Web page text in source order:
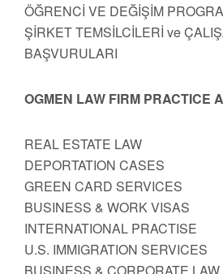
ÖĞRENCİ VE DEĞİŞİM
ŞİRKET TEMSİLCİLERİ ve
BAŞVURULARI
OGMEN LAW FIRM PRACTICE
REAL ESTATE LAW
DEPORTATION CASES
GREEN CARD SERVICES
BUSINESS & WORK VISAS
INTERNATIONAL PRACTISE
U.S. IMMIGRATION SERVICES